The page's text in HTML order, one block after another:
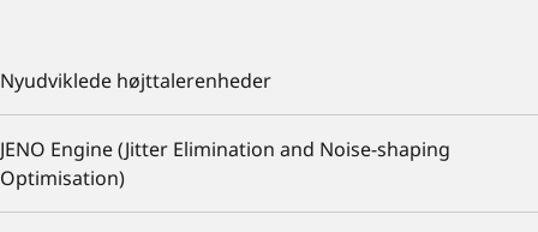
Nyudviklede højttalerenheder
JENO Engine (Jitter Elimination and Noise-shaping
Optimisation)